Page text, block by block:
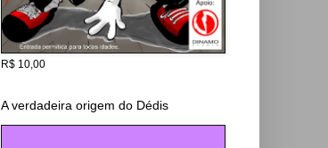
R$ 10,00
A verdadeira origem do Dédis